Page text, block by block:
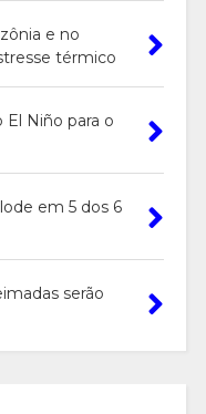
e no
térmico
El Niño para o
em 5 dos 6
serão